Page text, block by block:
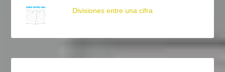
Divisiones entre una cifra